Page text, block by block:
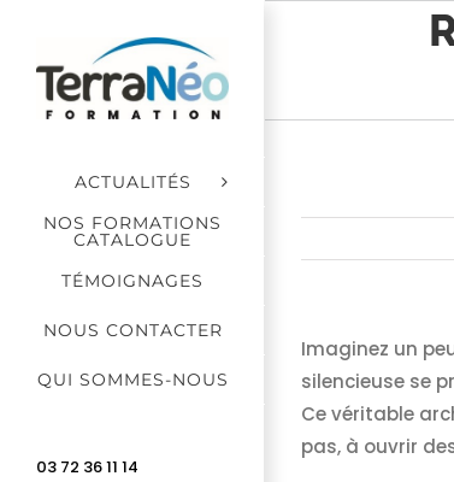
contenu
ACTUALITÉS
NOS FORMATIONS
CATALOGUE
TÉMOIGNAGES
NOUS CONTACTER
QUI SOMMES-NOUS
03 72 36 11 14
Imaginez un
silencieuse se
Ce véritable
pas, à ouvrir